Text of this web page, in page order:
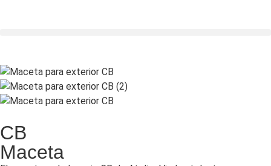
CB
Maceta